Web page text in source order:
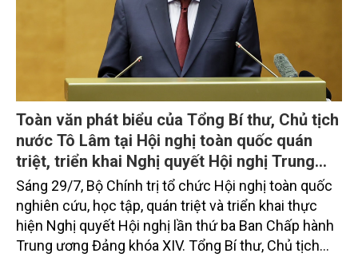
Toàn văn phát biểu của Tổng Bí thư, Chủ tịch
nước Tô Lâm tại Hội nghị toàn quốc quán
triệt, triển khai Nghị quyết Hội nghị Trung
ương 3, khóa XIV
Sáng 29/7, Bộ Chính trị tổ chức Hội nghị toàn quốc
nghiên cứu, học tập, quán triệt và triển khai thực
hiện Nghị quyết Hội nghị lần thứ ba Ban Chấp hành
Trung ương Đảng khóa XIV. Tổng Bí thư, Chủ tịch